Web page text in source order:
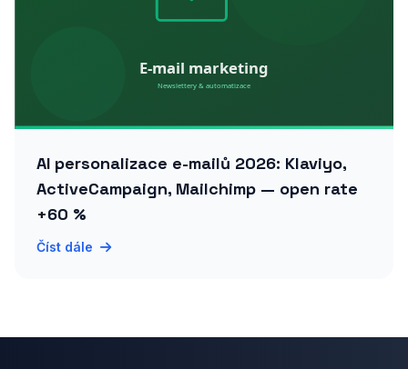
AI personalizace e-mailů 2026: Klaviyo,
ActiveCampaign, Mailchimp — open rate
+60 %
Číst dále